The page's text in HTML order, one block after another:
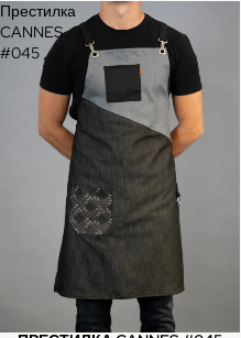
Престилка
CANNES
#045